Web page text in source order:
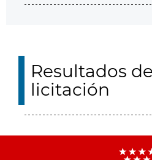
Resultados
licitación